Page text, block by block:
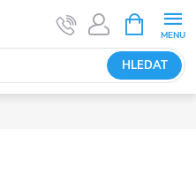
HLEDAT
NÁKUPNÍ
KOŠÍK